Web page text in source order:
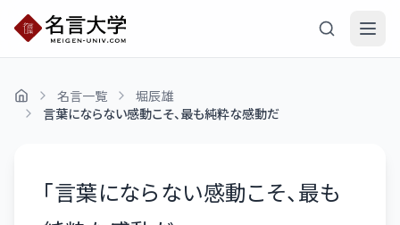
名言一覧
堀辰雄
言葉にならない感動こそ、最も純粋な感動だ
「言葉にならない感動こそ、最も